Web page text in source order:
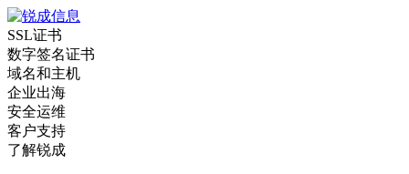
SSL证书
数字签名证书
域名和主机
企业出海
安全运维
客户支持
了解锐成